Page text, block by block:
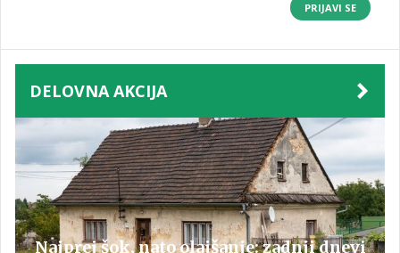
PRIJAVI SE
DELOVNA AKCIJA
Najprej šok, nato olajšanje: zadnji dnevi